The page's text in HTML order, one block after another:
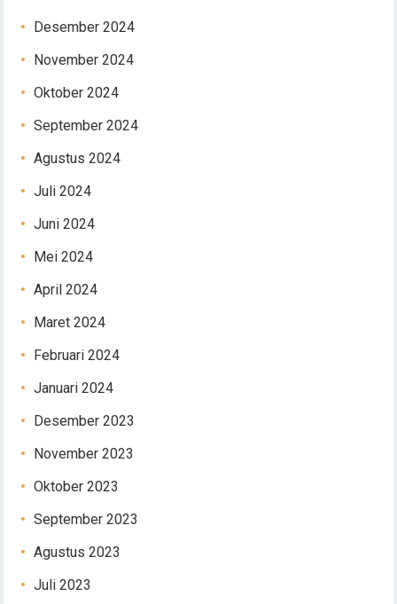
Desember 2024
November 2024
Oktober 2024
September 2024
Agustus 2024
Juli 2024
Juni 2024
Mei 2024
April 2024
Maret 2024
Februari 2024
Januari 2024
Desember 2023
November 2023
Oktober 2023
September 2023
Agustus 2023
Juli 2023